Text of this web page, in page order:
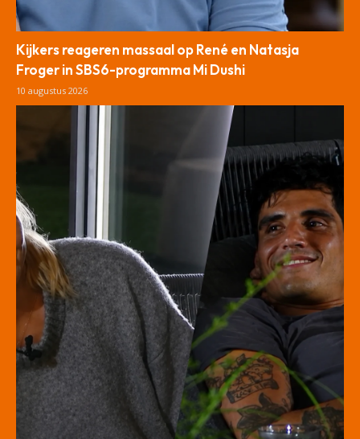
Kijkers reageren massaal op René en Natasja
Froger in SBS6-programma Mi Dushi
10 augustus 2026